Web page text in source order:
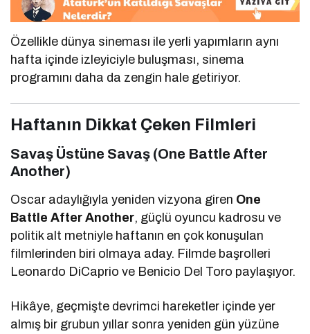
Özellikle dünya sineması ile yerli yapımların aynı
hafta içinde izleyiciyle buluşması, sinema
programını daha da zengin hale getiriyor.
Haftanın Dikkat Çeken Filmleri
Savaş Üstüne Savaş (One Battle After
Another)
Oscar adaylığıyla yeniden vizyona giren One
Battle After Another, güçlü oyuncu kadrosu ve
politik alt metniyle haftanın en çok konuşulan
filmlerinden biri olmaya aday. Filmde başrolleri
Leonardo DiCaprio ve Benicio Del Toro paylaşıyor.
Hikâye, geçmişte devrimci hareketler içinde yer
almış bir grubun yıllar sonra yeniden gün yüzüne